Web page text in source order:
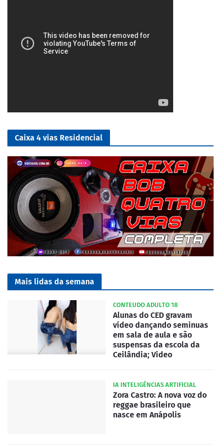
Caixa 4 vias Residencial
Mais lidas da semana
CONTEUDO ADULTO 18
Alunas do CED gravam
vídeo dançando seminuas
em sala de aula e são
suspensas da escola da
Ceilândia; Video
IA INTELIGÊNCIAS ARTIFICIAL
Zora Castro: A nova voz do
reggae brasileiro que
nasce em Anápolis